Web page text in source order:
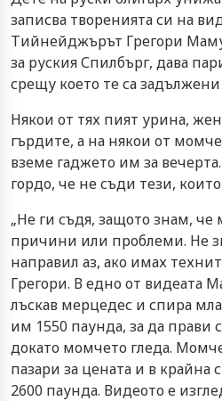
записва творенията си на
Тийнейджърът Грегори
за руския Спилбърг, дава
срещу което те са
Някои от тях пият урина,
гърдите, а на някои от
вземе гаджето им за
гордо, че не съди тези,
„Не ги съдя, защото знам,
причини или проблеми. Не
направил аз, ако имах
Грегори. В едно от видеата
лъскав мерцедес и спира
им 1550 паунда, за да прави
докато момчето гледа.
пазари за цената и в крайна
2600 паунда. Видеото е